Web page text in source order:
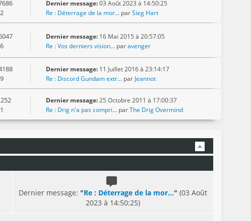
Dernier message:03 Août 2023 à 14:50:25
Re : Déterrage de la mor... parSieg Hart
Dernier message: 16 Mai 2015 à 20:57:05
Re : Vos derniers vision... paravenger
Dernier message: 11 Juillet 2016 à 23:14:17
Re : Discord Gundam extr... par Jeannot
Dernier message:25 Octobre 2011 à 17:00:37
Re : Drig n'a pas compri... parThe Drig Overmind
Dernier message: "Re : Déterrage de la mor..." (03 Août
2023 à 14:50:25)